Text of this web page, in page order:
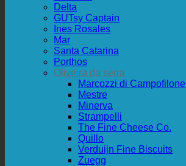
Delta
GUTsy Captain
Ines Rosales
Mar
Santa Catarina
Porthos
Oliveira da serra
Marcozzi di Campofilone
Mestre
Minerva
Strampelli
The Fine Cheese Co.
Quillo
Verduijn Fine Biscuits
Zuegg